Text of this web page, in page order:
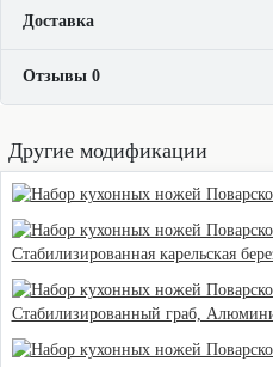
Доставка
Отзывы 0
Другие модификации